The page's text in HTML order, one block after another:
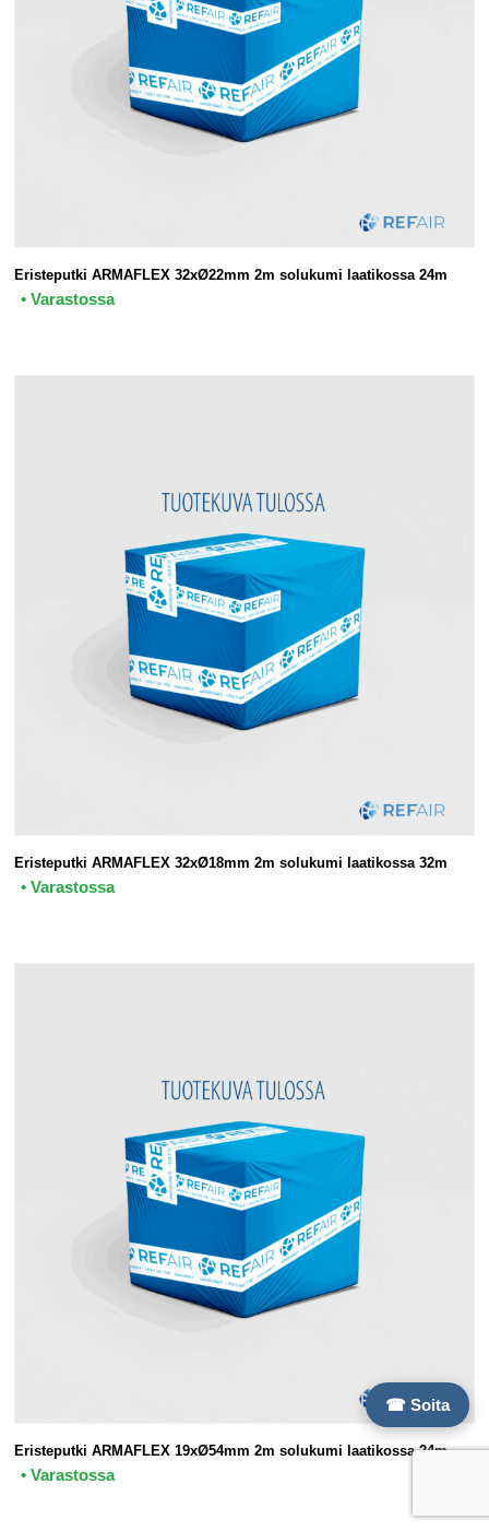
Eristeputki ARMAFLEX 32xØ22mm 2m solukumi laatikossa 24m
• Varastossa
Eristeputki ARMAFLEX 32xØ18mm 2m solukumi laatikossa 32m
• Varastossa
Eristeputki ARMAFLEX 19xØ54mm 2m solukumi laatikossa 24m
• Varastossa
☎ Soita